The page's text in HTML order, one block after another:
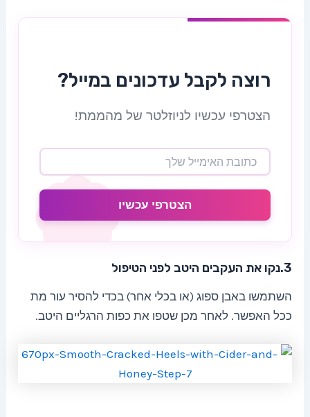
רוצה לקבל עדכונים במייל?
הצטרפי עכשיו לניוזלטר של מהממת!
הצטרפי עכשיו
3.נקו את העקבים היטב לפני הטיפול
השתמשו באבן ספוג (או בכלי אחר) בכדי להסיר עור מת
ככל האפשר. לאחר מכן שטפו את כפות הרגליים היטב.